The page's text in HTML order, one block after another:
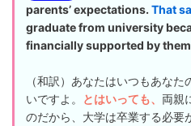
parents’ expectations. That
graduate from university
financially supported by
（和訳）あなたはいつもあな
いですよ。
とはいっても、 両親
のだから、大学は卒業する必要